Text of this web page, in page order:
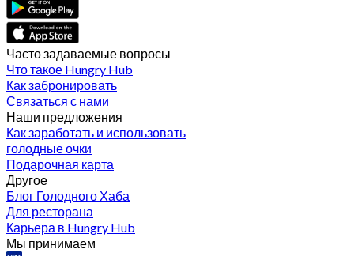
Часто задаваемые вопросы
Что такое Hungry Hub
Как забронировать
Связаться с нами
Наши предложения
Как заработать и использовать
голодные очки
Подарочная карта
Другое
Блог Голодного Хаба
Для ресторана
Карьера в Hungry Hub
Мы принимаем